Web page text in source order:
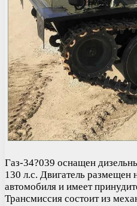
Газ-34?039 оснащен
130 л.с. Двигатель размещен
автомобиля и имеет
Трансмиссия состоит из